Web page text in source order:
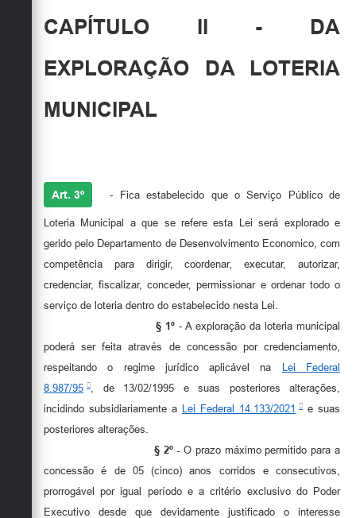
CAPÍTULO II - DA
EXPLORAÇÃO DA LOTERIA
MUNICIPAL
Art. 3º - Fica estabelecido que o Serviço Público de
Loteria Municipal a que se refere esta Lei será explorado e
gerido pelo Departamento de Desenvolvimento Economico, com
competência para dirigir, coordenar, executar, autorizar,
credenciar, fiscalizar, conceder, permissionar e ordenar todo o
serviço de loteria dentro do estabelecido nesta Lei.
§ 1º- A exploração da loteria municipal
poderá ser feita através de concessão por credenciamento,
respeitando o regime jurídico aplicável na Lei Federal
8.987/95
, de 13/02/1995 e suas posteriores alterações,
incidindo subsidiariamente a Lei Federal 14.133/2021
e suas
posteriores alterações.
§ 2º -O prazo máximo permitido para a
concessão é de 05 (cinco) anos corridos e consecutivos,
prorrogável por igual período e a critério exclusivo do Poder
Executivo desde que devidamente justificado o interesse